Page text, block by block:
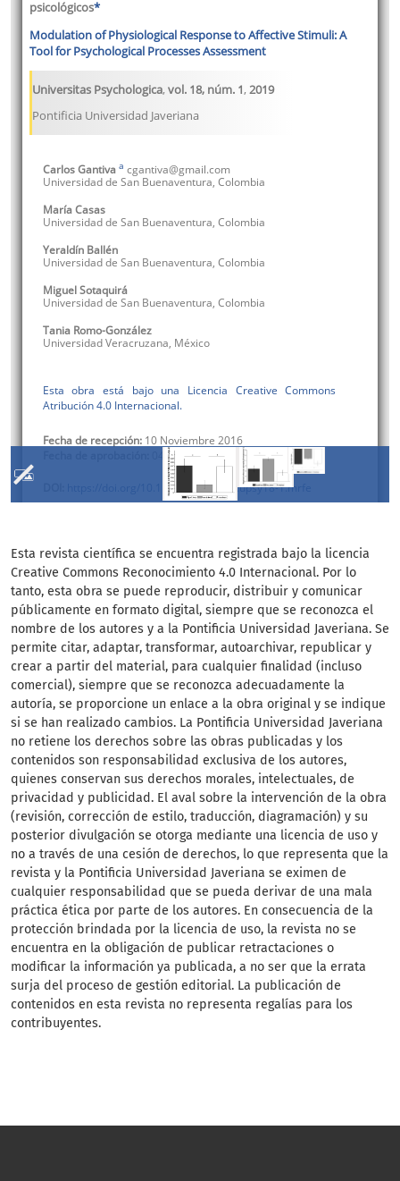
Esta revista científica se encuentra registrada bajo la licencia
Creative Commons Reconocimiento 4.0 Internacional. Por lo
tanto, esta obra se puede reproducir, distribuir y comunicar
públicamente en formato digital, siempre que se reconozca el
nombre de los autores y a la Pontificia Universidad Javeriana. Se
permite citar, adaptar, transformar, autoarchivar, republicar y
crear a partir del material, para cualquier finalidad (incluso
comercial), siempre que se reconozca adecuadamente la
autoría, se proporcione un enlace a la obra original y se indique
si se han realizado cambios. La Pontificia Universidad Javeriana
no retiene los derechos sobre las obras publicadas y los
contenidos son responsabilidad exclusiva de los autores,
quienes conservan sus derechos morales, intelectuales, de
privacidad y publicidad. El aval sobre la intervención de la obra
(revisión, corrección de estilo, traducción, diagramación) y su
posterior divulgación se otorga mediante una licencia de uso y
no a través de una cesión de derechos, lo que representa que la
revista y la Pontificia Universidad Javeriana se eximen de
cualquier responsabilidad que se pueda derivar de una mala
práctica ética por parte de los autores. En consecuencia de la
protección brindada por la licencia de uso, la revista no se
encuentra en la obligación de publicar retractaciones o
modificar la información ya publicada, a no ser que la errata
surja del proceso de gestión editorial. La publicación de
contenidos en esta revista no representa regalías para los
contribuyentes.